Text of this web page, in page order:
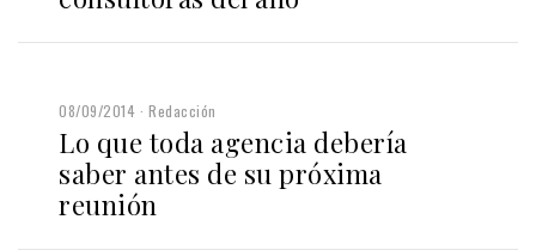
08/09/2014 Redacción
Lo que toda agencia debería
saber antes de su próxima
reunión